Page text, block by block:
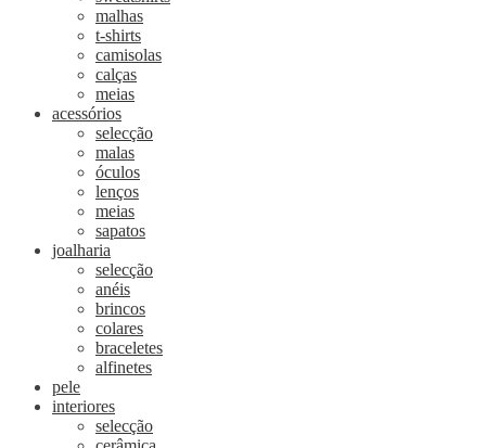
malhas
t-shirts
camisolas
calças
meias
acessórios
selecção
malas
óculos
lenços
meias
sapatos
joalharia
selecção
anéis
brincos
colares
braceletes
alfinetes
pele
interiores
selecção